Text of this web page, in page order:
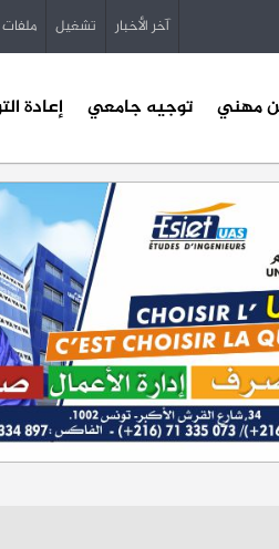
آخر الأخبار تشغيل ملفات
مهني توجيه جامعي إعادة